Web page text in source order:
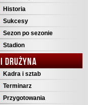
Historia
Sukcesy
Sezon po sezonie
Stadion
I DRUŻYNA
Kadra i sztab
Terminarz
Przygotowania